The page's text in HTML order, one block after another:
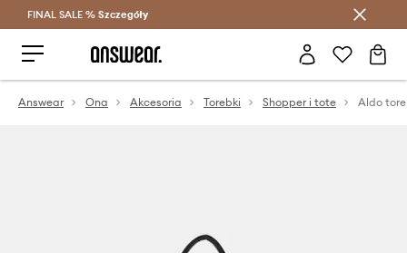
Oszczędzaj z Answear Club >
FINAL SALE % Szczegóły
Answear Ona Akcesoria Torebki Shopper i tote Aldo